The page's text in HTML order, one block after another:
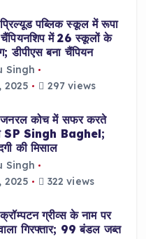
पब्लिक स्कूल में रूपा
चैंपियनशिप में 26 स्कूलों के
डीपीएस बना चैंपियन
Singh
2025
297 views
कोच में सफर करते
SP Singh Baghel;
की मिसाल
Singh
2025
322 views
ग्रीव्स के नाम पर
गिरफ्तार; 99 बंडल जब्त